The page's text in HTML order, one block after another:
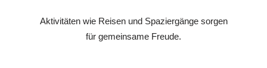
Aktivitäten wie Reisen und Spaziergänge sorgen
für gemeinsame Freude.